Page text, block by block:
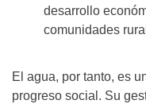
desarrollo
comunidades
El agua, por tanto, es
progreso social. Su